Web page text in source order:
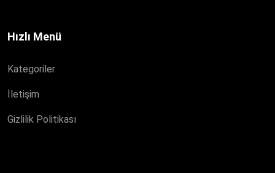
Hızlı Menü
Kategoriler
İletişim
Gizlilik Politikası